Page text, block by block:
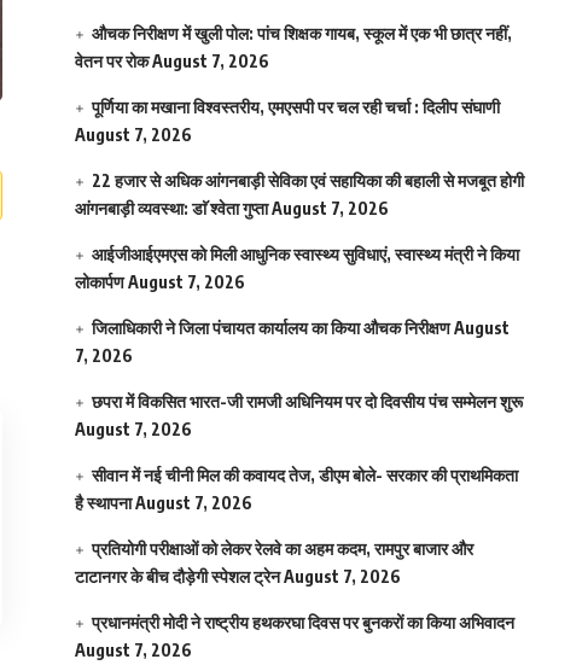
औचक निरीक्षण में खुली पोल: पांच शिक्षक गायब, स्कूल में एक भी छात्र नहीं,
वेतन पर रोकAugust 7, 2026
पूर्णिया का मखाना विश्वस्तरीय, एमएसपी पर चल रही चर्चा : दिलीप संघाणी
August 7, 2026
22 हजार से अधिक आंगनबाड़ी सेविका एवं सहायिका की बहाली से मजबूत होगी
आंगनबाड़ी व्यवस्था: डाॅ श्वेता गुप्ताAugust 7, 2026
आईजीआईएमएस काे मिली आधुनिक स्वास्थ्य सुविधाएं, स्वास्थ्य मंत्री ने किया
लोकार्पणAugust 7, 2026
जिलाधिकारी ने जिला पंचायत कार्यालय का किया औचक निरीक्षणAugust
7, 2026
छपरा में विकसित भारत-जी रामजी अधिनियम पर दो दिवसीय पंच सम्मेलन शुरू
August 7, 2026
सीवान में नई चीनी मिल की कवायद तेज, डीएम बोले- सरकार की प्राथमिकता
है स्थापनाAugust 7, 2026
प्रतियोगी परीक्षाओं को लेकर रेलवे का अहम कदम, रामपुर बाजार और
टाटानगर के बीच दौड़ेगी स्पेशल ट्रेनAugust 7, 2026
प्रधानमंत्री मोदी ने राष्ट्रीय हथकरघा दिवस पर बुनकरों का किया अभिवादन
August 7, 2026